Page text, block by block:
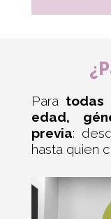
Para todas
edad,
previa:
hasta quien